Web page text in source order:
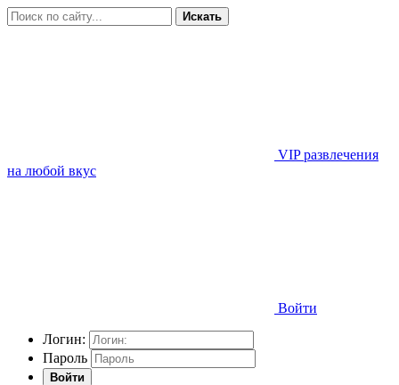
Искать
VIP развлечения
на любой вкус
Войти
Логин:
Пароль
Войти